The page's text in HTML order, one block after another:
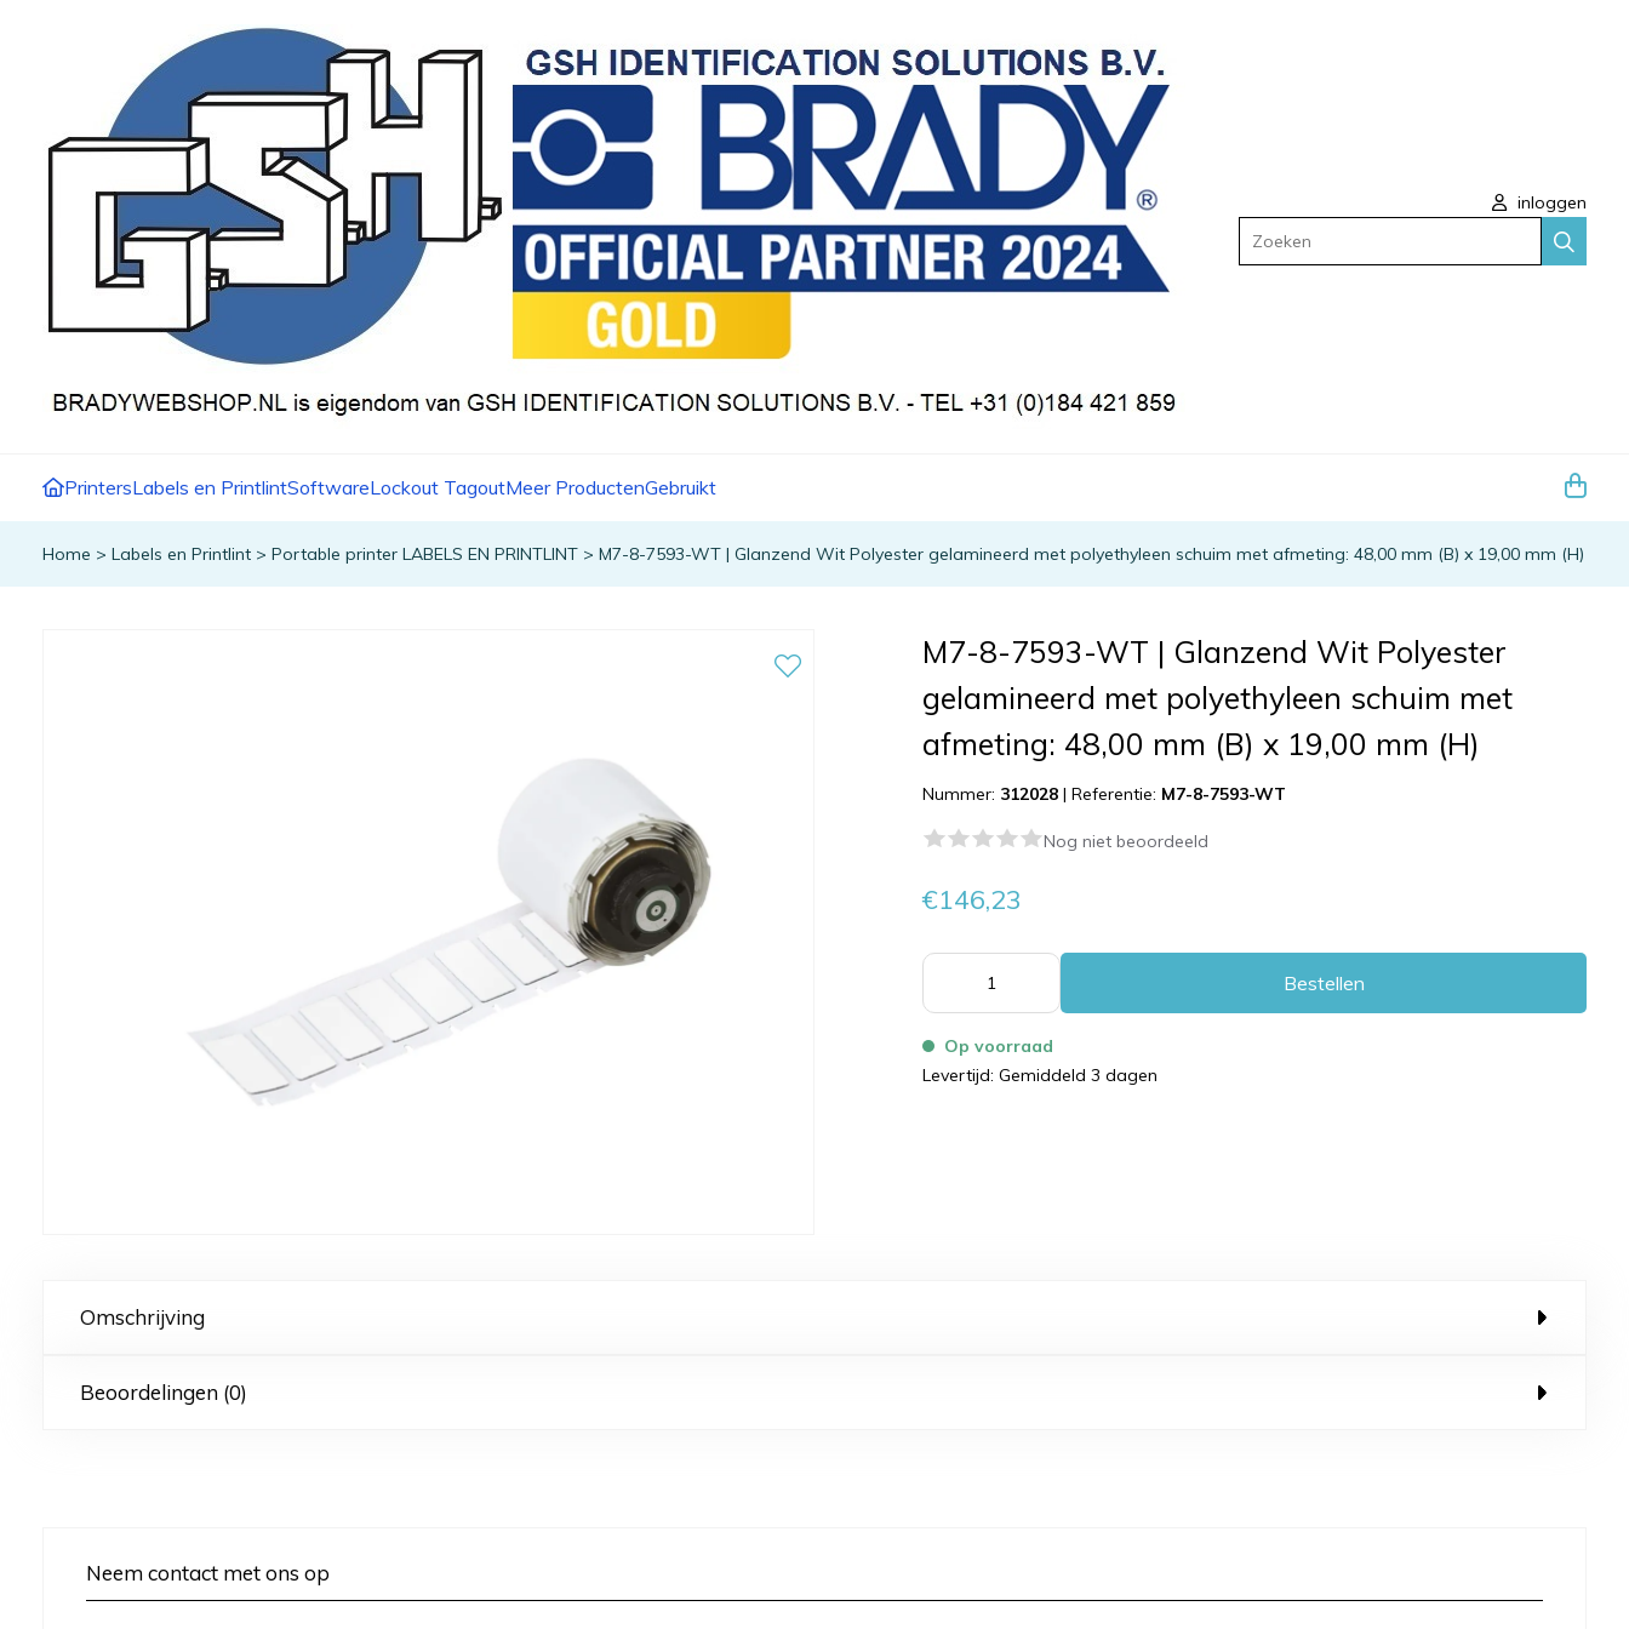
inloggen
Zoeken
PrintersLabels en PrintlintSoftwareLockout TagoutMeer ProductenGebruikt
Home > Labels en Printlint > Portable printer LABELS EN PRINTLINT > M7-8-7593-WT | Glanzend Wit Polyester gelamineerd met polyethyleen schuim met afmeting: 48,00 mm (B) x 19,00 mm (H)
M7-8-7593-WT | Glanzend Wit Polyester
gelamineerd met polyethyleen schuim met
afmeting: 48,00 mm (B) x 19,00 mm (H)
Nummer: 312028 |Referentie: M7-8-7593-WT
Nog niet beoordeeld
€146,23
Bestellen
Op voorraad
Levertijd: Gemiddeld 3 dagen
Omschrijving
Beoordelingen (0)
Neem contact met ons op